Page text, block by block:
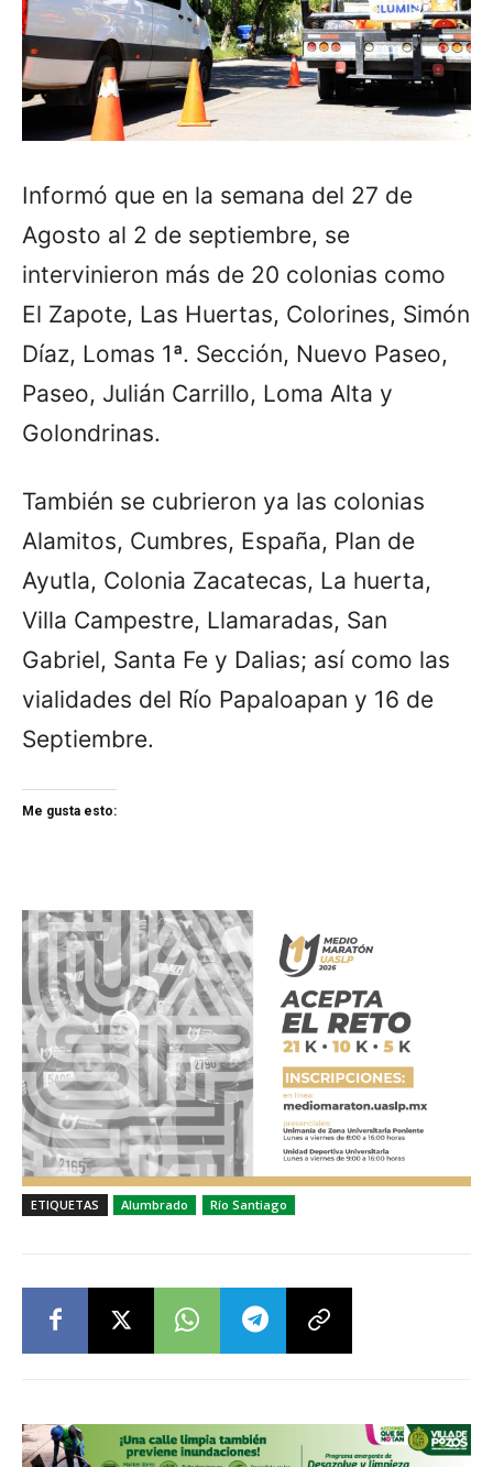
Informó que en la semana del 27 de
Agosto al 2 de septiembre, se
intervinieron más de 20 colonias como
El Zapote, Las Huertas, Colorines, Simón
Díaz, Lomas 1ª. Sección, Nuevo Paseo,
Paseo, Julián Carrillo, Loma Alta y
Golondrinas.
También se cubrieron ya las colonias
Alamitos, Cumbres, España, Plan de
Ayutla, Colonia Zacatecas, La huerta,
Villa Campestre, Llamaradas, San
Gabriel, Santa Fe y Dalias; así como las
vialidades del Río Papaloapan y 16 de
Septiembre.
Me gusta esto:
ETIQUETAS Alumbrado Río Santiago